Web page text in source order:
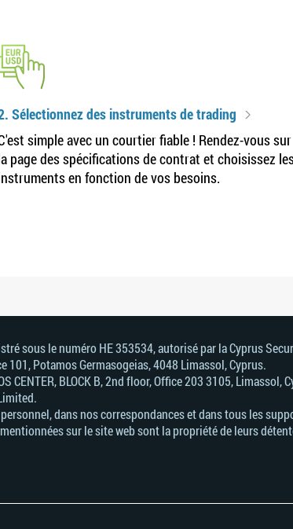
Sélectionnez des instruments de trading
simple avec un courtier fiable ! Rendez-vous sur
page des spécifications de contrat et choisissez
en fonction de vos besoins.
sous le numéro HE 353534, autorisé par la Cyprus
101, Potamos Germasogeias, 4048 Limassol, Cyprus.
CENTER, BLOCK В, 2nd floor, Office 203 3105, Limassol,
dans nos correspondances et dans tous les
sur le site web sont la propriété de leurs